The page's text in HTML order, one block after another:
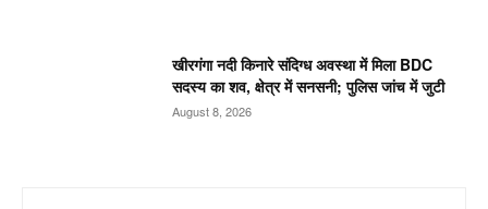
खीरगंगा नदी किनारे संदिग्ध अवस्था में मिला BDC
सदस्य का शव, क्षेत्र में सनसनी; पुलिस जांच में जुटी
August 8, 2026